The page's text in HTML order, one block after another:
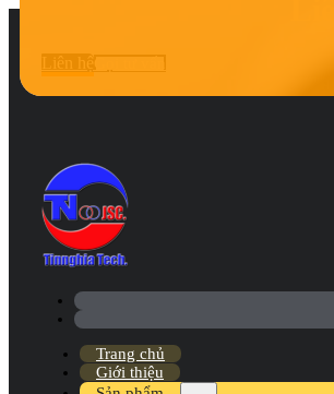
Trang chủ
Giới thiệu